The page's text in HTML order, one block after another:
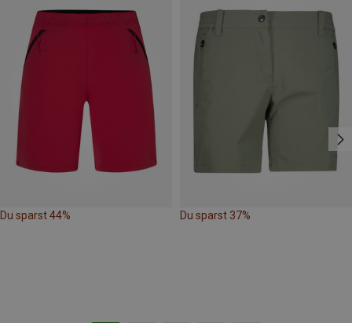
Du sparst 44% Du sparst 37%